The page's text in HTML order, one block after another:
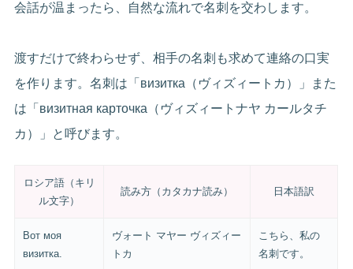
会話が温まったら、自然な流れで名刺を交わします。
渡すだけで終わらせず、相手の名刺も求めて連絡の口実
を作ります。名刺は「визитка（ヴィズィートカ）」また
は「визитная карточка（ヴィズィートナヤ カールタチ
カ）」と呼びます。
ロシア語（キリ
ル文字）
読み方（カタカナ読み） 日本語訳
Вот моя
визитка.
ヴォート マヤー ヴィズィー
トカ
こちら、私の
名刺です。